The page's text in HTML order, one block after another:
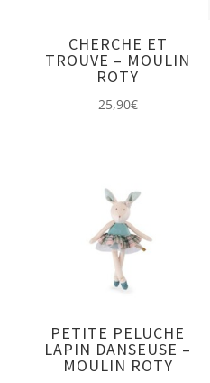
CHERCHE ET
TROUVE – MOULIN
ROTY
25,90€
PETITE PELUCHE
LAPIN DANSEUSE –
MOULIN ROTY